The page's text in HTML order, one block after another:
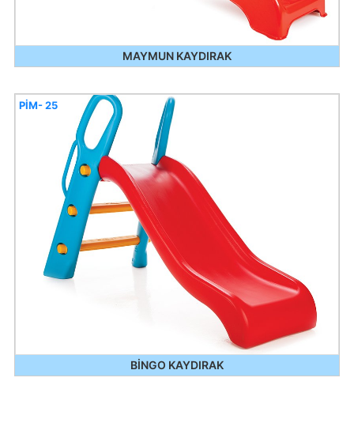
MAYMUN KAYDIRAK
BİNGO KAYDIRAK
PİM- 25